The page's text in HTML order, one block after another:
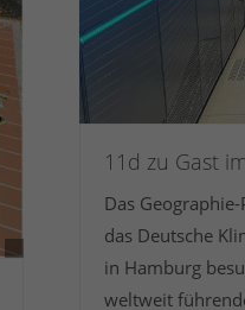
11d zu Gast
Das
das Deutsche
in Hamburg
weltweit